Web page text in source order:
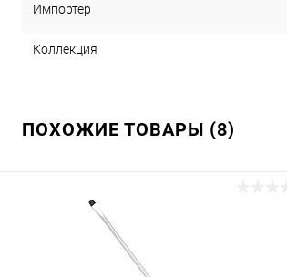
Импортер
Коллекция
ПОХОЖИЕ ТОВАРЫ (8)